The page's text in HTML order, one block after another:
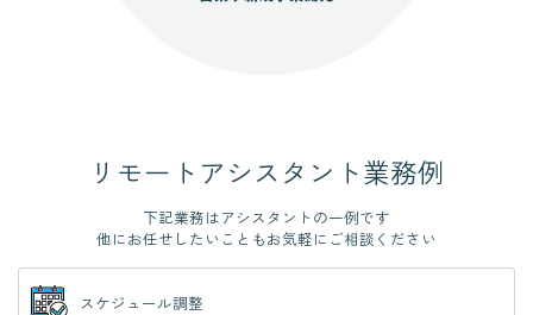
リモートアシスタント業務例
下記業務はアシスタントの一例です
他にお任せしたいこともお気軽に ご相談 ください
スケジュール調整